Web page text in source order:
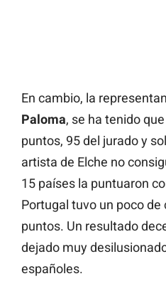
En cambio, la
Paloma, se ha tenido
puntos, 95 del jurado y
artista de Elche no
15 países la puntuaron
Portugal tuvo un poco de
puntos. Un resultado
dejado muy
españoles.